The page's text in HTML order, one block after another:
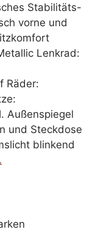
Stabilitäts-
vorne und
Lenkrad:
Räder:
Außenspiegel
und Steckdose
blinkend